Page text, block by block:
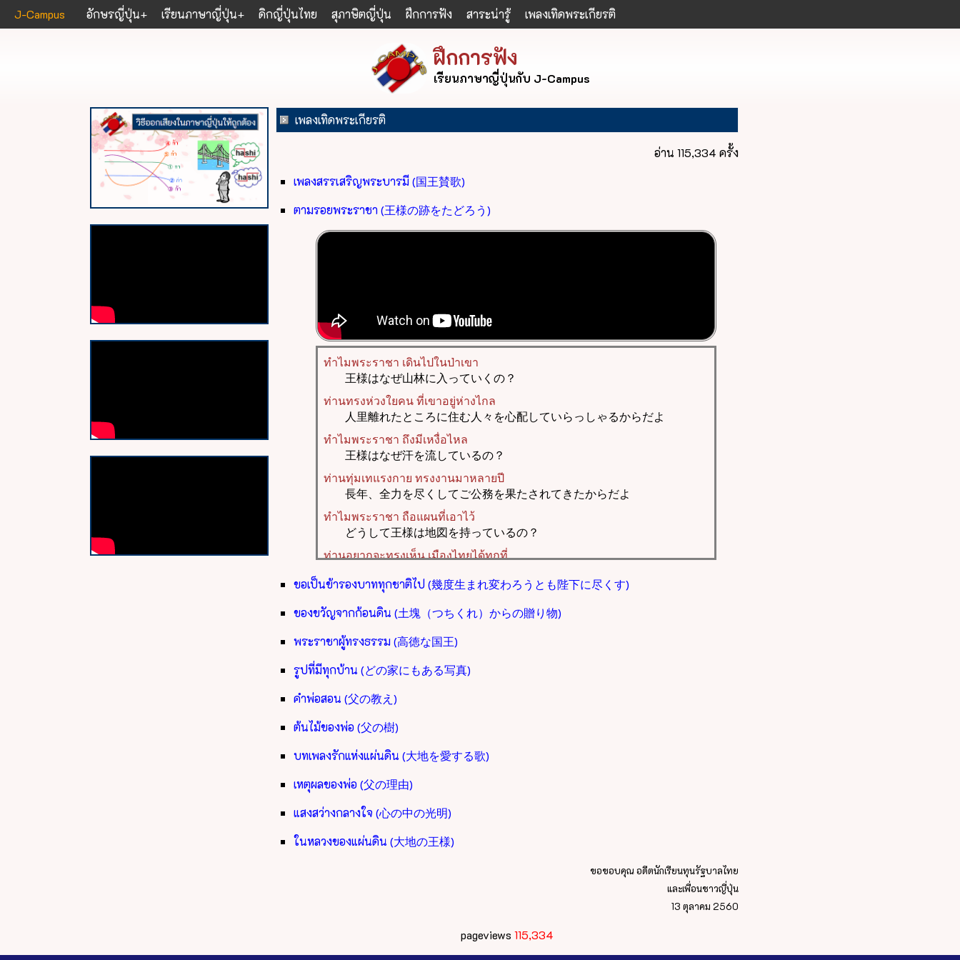
J-Campus อักษรญี่ปุ่น เรียนภาษาญี่ปุ่น ดิกญี่ปุ่นไทย สุภาษิตญี่ปุ่น ฝึกการฟัง สาระน่ารู้ เพลงเทิดพระเกียรติ
ฝึกการฟัง
เรียนภาษาญี่ปุ่นกับ J-Campus
เพลงเทิดพระเกียรติ
อ่าน 115,334 ครั้ง
เพลงสรรเสริญพระบารมี (国王賛歌)
ตามรอยพระราชา (王様の跡をたどろう)
ขอเป็นข้ารองบาททุกชาติไป (幾度生まれ変わろうとも陛下に尽くす)
ของขวัญจากก้อนดิน (土塊（つちくれ）からの贈り物)
พระราชาผู้ทรงธรรม (高徳な国王)
รูปที่มีทุกบ้าน (どの家にもある写真)
คำพ่อสอน (父の教え)
ต้นไม้ของพ่อ (父の樹)
บทเพลงรักแห่งแผ่นดิน (大地を愛する歌)
เหตุผลของพ่อ (父の理由)
แสงสว่างกลางใจ (心の中の光明)
ในหลวงของแผ่นดิน (大地の王様)
ขอขอบคุณ อดีตนักเรียนทุนรัฐบาลไทย
และเพื่อนชาวญี่ปุ่น
13 ตุลาคม 2560
pageviews 115,334